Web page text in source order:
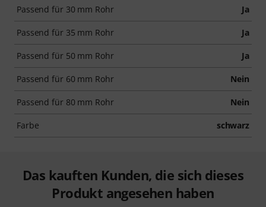
Passend für 30 mm Rohr Ja
Passend für 35 mm Rohr Ja
Passend für 50 mm Rohr Ja
Passend für 60 mm Rohr Nein
Passend für 80 mm Rohr Nein
Farbe schwarz
Das kauften Kunden, die sich dieses
Produkt angesehen haben